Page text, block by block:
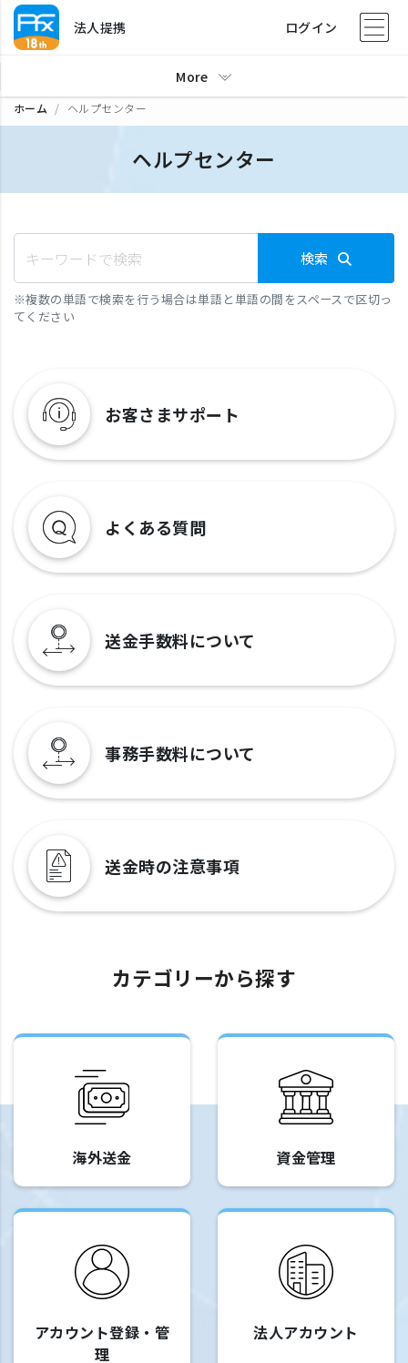
法人提携 ログイン
More
ホーム ヘルプセンター
ヘルプセンター
検索
※複数の単語で検索を行う場合は単語と単語の間をスペースで区切っ
てください
お客さまサポート
よくある質問
送金手数料について
事務手数料について
送金時の注意事項
カテゴリーから探す
海外送金 資金管理
アカウント登録・管
理
法人アカウント